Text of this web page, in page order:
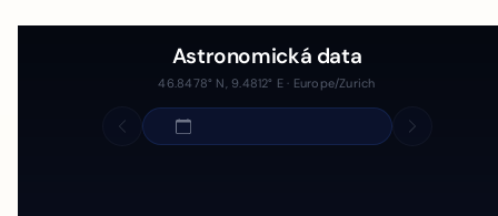
Astronomická data
46.8478° N, 9.4812° E · Europe/Zurich